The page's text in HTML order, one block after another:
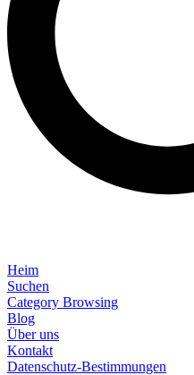
Heim
Suchen
Category Browsing
Blog
Über uns
Kontakt
Datenschutz-Bestimmungen